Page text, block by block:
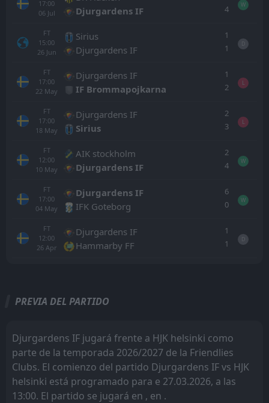
17:00
06 Jul
Djurgardens IF
4
W
FT
15:00
26 Jun
Sirius
Djurgardens IF
1
1
D
FT
17:00
22 May
Djurgardens IF
IF Brommapojkarna
1
2
L
FT
17:00
18 May
Djurgardens IF
Sirius
2
3
L
FT
12:00
10 May
AIK stockholm
Djurgardens IF
2
4
W
FT
17:00
04 May
Djurgardens IF
IFK Goteborg
6
0
W
FT
12:00
26 Apr
Djurgardens IF
Hammarby FF
1
1
D
13:00
16Aug
HJK helsinki
FF Jaro
18:30
Motherwell
PREVIA DEL PARTIDO
Djurgardens IF jugará frente a HJK helsinki como
parte de la temporada 2026/2027 de la Friendlies
Clubs. El comienzo del partido Djurgardens IF vs HJK
helsinki está programado para e 27.03.2026, a las
13:00. El partido se jugará en , en .